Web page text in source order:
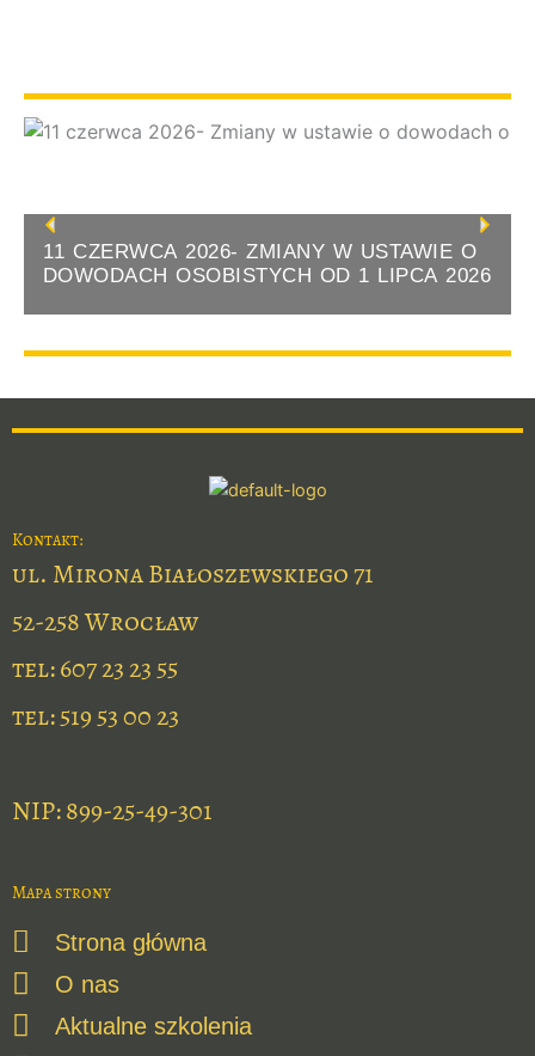
11 CZERWCA 2026- ZMIANY W USTAWIE O
DOWODACH OSOBISTYCH OD 1 LIPCA 2026
Previous Next
Kontakt:
ul. Mirona Białoszewskiego 71
52-258 Wrocław
tel: 607 23 23 55
tel: 519 53 00 23
NIP: 899-25-49-301
Mapa strony
Strona główna
O nas
Aktualne szkolenia